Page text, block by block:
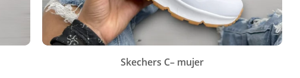
Skechers C– mujer